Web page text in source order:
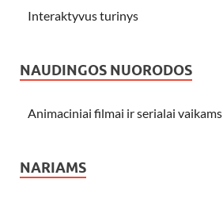
Interaktyvus turinys
NAUDINGOS NUORODOS
Animaciniai filmai ir serialai vaikams
NARIAMS